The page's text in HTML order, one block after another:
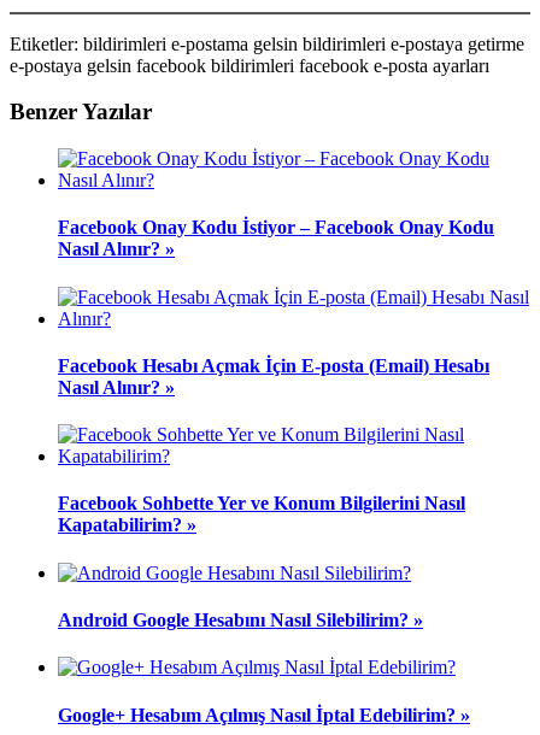
Etiketler: bildirimleri e-postama gelsin bildirimleri e-postaya getirme
e-postaya gelsin facebook bildirimleri facebook e-posta ayarları
Benzer Yazılar
Facebook Onay Kodu İstiyor – Facebook Onay Kodu
Nasıl Alınır? »
Facebook Hesabı Açmak İçin E-posta (Email) Hesabı
Nasıl Alınır? »
Facebook Sohbette Yer ve Konum Bilgilerini Nasıl
Kapatabilirim? »
Android Google Hesabını Nasıl Silebilirim? »
Google+ Hesabım Açılmış Nasıl İptal Edebilirim? »